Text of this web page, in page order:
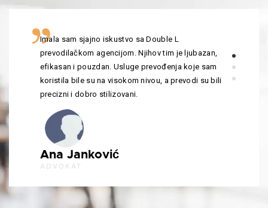
Imala sam sjajno iskustvo sa Double L
prevodilačkom agencijom. Njihov tim je ljubazan,
efikasan i pouzdan. Usluge prevođenja koje sam
koristila bile su na visokom nivou, a prevodi su bili
precizni i dobro stilizovani.
Ana Janković
ADVOKAT